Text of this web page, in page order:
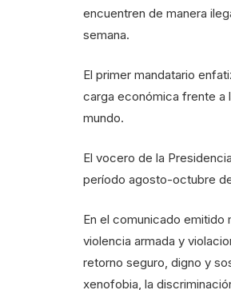
encuentren de manera
semana.
El primer mandatario
carga económica frente a
mundo.
El vocero de la
período agosto-octubre
En el comunicado emitido
violencia armada y
retorno seguro, digno y
xenofobia, la